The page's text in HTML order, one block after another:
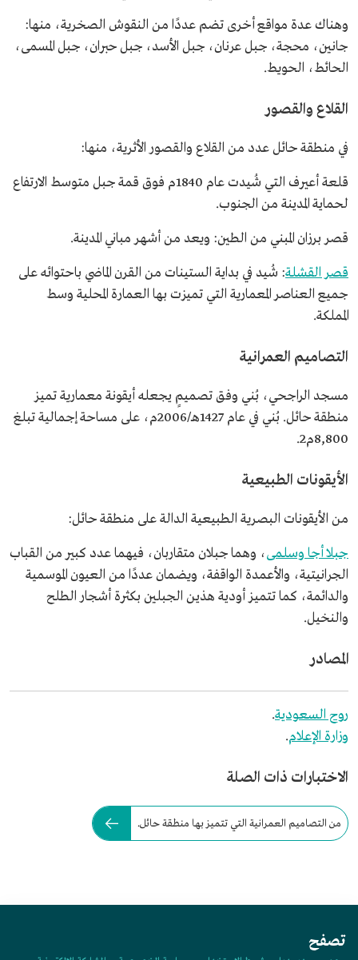
وهناك عدة مواقع أخرى تضم عددًا من النقوش الصخرية، منها:
جانين، محجة، جبل عرنان، جبل الأسد، جبل حبران، جبل المسمى،
الحائط، الحويط.
القلاع والقصور
في منطقة حائل عدد من القلاع والقصور الأثرية، منها:
قلعة أعيرف التي شُيدت عام 1840م فوق قمة جبل متوسط الارتفاع
لحماية المدينة من الجنوب.
قصر برزان المبني من الطين: ويعد من أشهر مباني المدينة.
قصر القشلة: شُيد في بداية الستينات من القرن الماضي باحتوائه على
جميع العناصر المعمارية التي تميزت بها العمارة المحلية وسط
المملكة.
التصاميم العمرانية
مسجد الراجحي، بُني وفق تصميمٍ يجعله أيقونة معمارية تميز
منطقة حائل. بُني في عام 1427هـ/2006م، على مساحة إجمالية تبلغ
8,800م2.
الأيقونات الطبيعية
من الأيقونات البصرية الطبيعية الدالة على منطقة حائل:
جبلا أجا وسلمى، وهما جبلان متقاربان، فيهما عدد كبير من القباب
الجرانيتية، والأعمدة الواقفة، ويضمان عددًا من العيون الموسمية
والدائمة، كما تتميز أودية هذين الجبلين بكثرة أشجار الطلح
والنخيل.
المصادر
روح السعودية.
وزارة الإعلام.
الاختبارات ذات الصلة
من التصاميم العمرانية التي تتميز بها منطقة حائل.
تصفح